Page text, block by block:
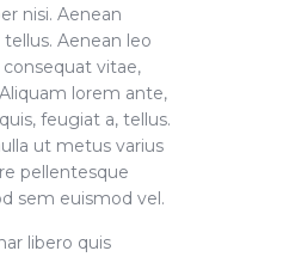
nisi. Aenean
Aenean leo
vitae,
lorem ante,
feugiat a, tellus.
ut metus varius
pellentesque
sem euismod vel.
libero quis